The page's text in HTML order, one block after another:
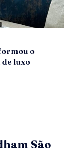
o
luxo
São